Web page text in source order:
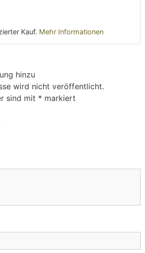
Kauf. Mehr Informationen
hinzu
wird nicht veröffentlicht.
sind mit * markiert